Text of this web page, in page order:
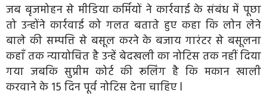
जब बृजमोहन से मीडिया कर्मियों ने कार्रवाई के संबंध में पूछा
तो उन्होंने कार्रवाई को गलत बताते हुए कहा कि लोन लेने
बाले की सम्पत्ति से बसूल करने के बजाय गारंटर से बसूलना
कहाँ तक न्यायोचित है उन्हें बेदखली का नोटिस तक नहीं दिया
गया जबकि सुप्रीम कोर्ट की रूलिंग है कि मकान खाली
करवाने के 15 दिन पूर्व नोटिस देना चाहिए l